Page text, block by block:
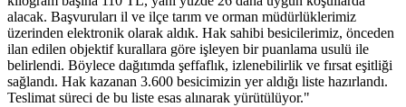
alacak. Başvuruları il ve ilçe tarım ve orman müdürlüklerimiz
üzerinden elektronik olarak aldık. Hak sahibi besicilerimiz, önceden
ilan edilen objektif kurallara göre işleyen bir puanlama usulü ile
belirlendi. Böylece dağıtımda şeffaflık, izlenebilirlik ve fırsat eşitliği
sağlandı. Hak kazanan 3.600 besicimizin yer aldığı liste hazırlandı.
Teslimat süreci de bu liste esas alınarak yürütülüyor."